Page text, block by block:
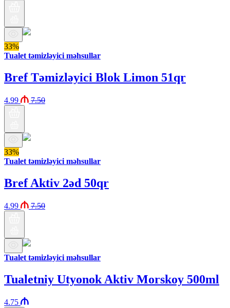
33%
Tualet təmizləyici məhsullar
Bref Təmizləyici Blok Limon 51qr
4.99 7.50
33%
Tualet təmizləyici məhsullar
Bref Aktiv 2əd 50qr
4.99 7.50
Tualet təmizləyici məhsullar
Tualetniy Utyonok Aktiv Morskoy 500ml
4.75